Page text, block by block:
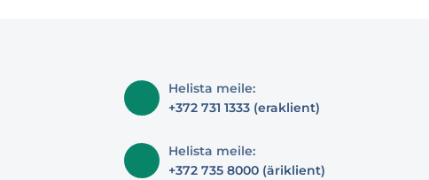
Helista meile:
+372 731 1333 (eraklient)
Helista meile:
+372 735 8000 (äriklient)